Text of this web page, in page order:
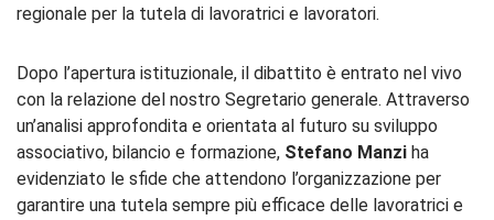
regionale per la tutela di lavoratrici e lavoratori.
Dopo l’apertura istituzionale, il dibattito è entrato nel vivo
con la relazione del nostro Segretario generale. Attraverso
un’analisi approfondita e orientata al futuro su sviluppo
associativo, bilancio e formazione, Stefano Manzi ha
evidenziato le sfide che attendono l’organizzazione per
garantire una tutela sempre più efficace delle lavoratrici e